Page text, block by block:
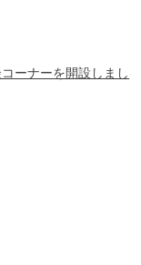
ーナーを開設しまし